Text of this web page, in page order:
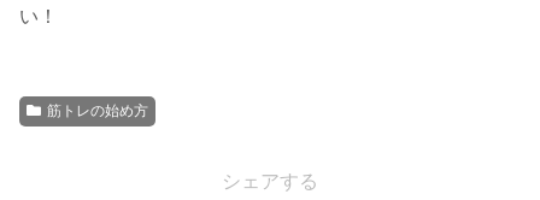
い！
筋トレの始め方
シェアする